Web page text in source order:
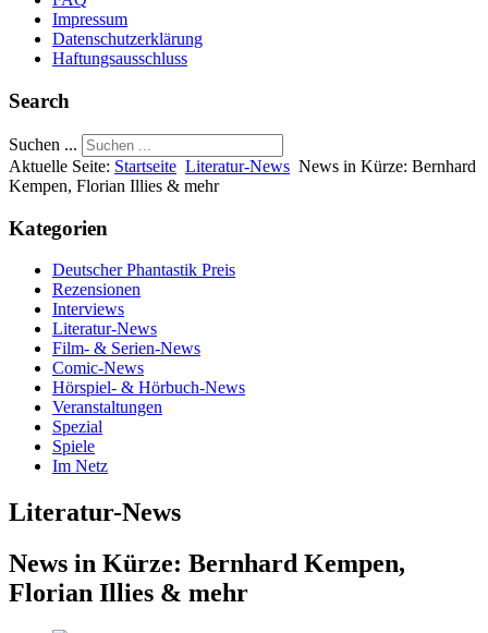
Impressum
Datenschutzerklärung
Haftungsausschluss
Search
Suchen ...
Aktuelle Seite: Startseite Literatur-News News in Kürze: Bernhard
Kempen, Florian Illies & mehr
Kategorien
Deutscher Phantastik Preis
Rezensionen
Interviews
Literatur-News
Film- & Serien-News
Comic-News
Hörspiel- & Hörbuch-News
Veranstaltungen
Spezial
Spiele
Im Netz
Literatur-News
News in Kürze: Bernhard Kempen,
Florian Illies & mehr